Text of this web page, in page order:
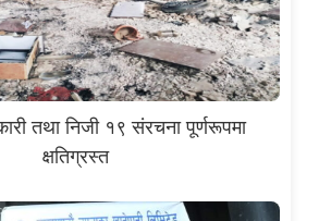
तथा निजी १९ संरचना पूर्णरूपमा
क्षतिग्रस्त